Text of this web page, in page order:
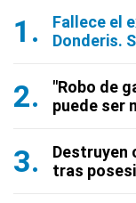
Fallece el
Donderis.
"Robo de
puede ser
Destruyen
tras